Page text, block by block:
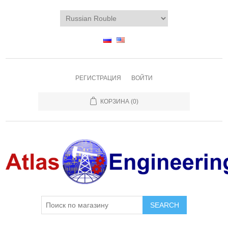
РЕГИСТРАЦИЯ ВОЙТИ
КОРЗИНА (0)